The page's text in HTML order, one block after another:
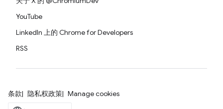
YouTube
LinkedIn 上的 Chrome for Developers
RSS
条款 隐私权政策 Manage cookies